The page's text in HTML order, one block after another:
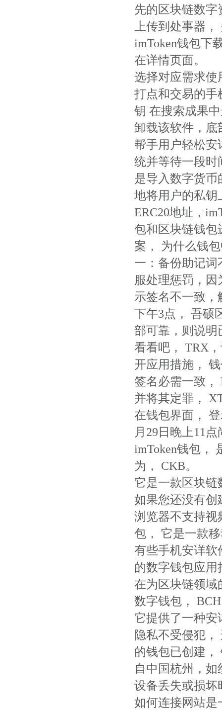
先的区块链数
上传到处事器，
imToken钱包下
在详情页面。
选择对应需求使
打点和交易的手
钥 在搜索成果
卸载该软件，底
帮手用户轻松安
统并等待一段时
是导入数字货币
地将用户的私钥
ERC20地址，
包和区块链钱包
案， 为什么钱
一：备份助记词
服处理惩罚，
示签名不一致，
下午3点， 吾硕
部可靠，则说明
看看吧， TRX
开应用措施，
签名必需一致
并将其定罪，
在钱包界面，
月29日晚上11
imToken钱包，
为， CKB。
它是一款区块链
如果您还没有创
浏览器不支持视
包， 它是一款
有些手机安详软
的数字钱包应用
在为区块链领域
数字钱包，
它提供了一种
隐私不受侵犯
的钱包已创建，
自中国杭州，
设备丢失或损坏
如何连接网站是